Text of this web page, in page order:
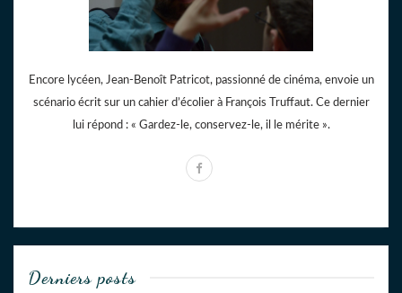
Encore lycéen, Jean-Benoît Patricot, passionné de cinéma, envoie un
scénario écrit sur un cahier d’écolier à François Truffaut. Ce dernier
lui répond : « Gardez-le, conservez-le, il le mérite ».
Derniers posts